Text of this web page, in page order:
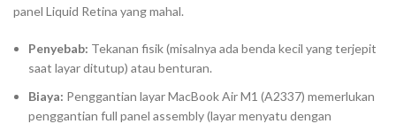
panel Liquid Retina yang mahal.
Penyebab: Tekanan fisik (misalnya ada benda kecil yang terjepit
saat layar ditutup) atau benturan.
Biaya: Penggantian layar MacBook Air M1 (A2337) memerlukan
penggantian full panel assembly(layar menyatu dengan